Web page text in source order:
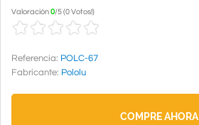
Valoración0/5(0 Votos!)
Referencia: POLC-67
Fabricante: Pololu
COMPRE AHORA